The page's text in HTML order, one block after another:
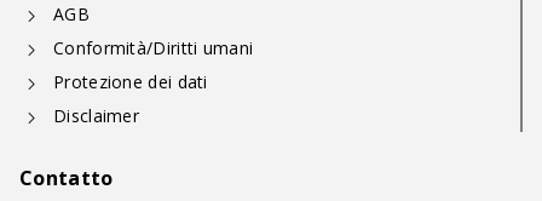
AGB
Conformità/Diritti umani
Protezione dei dati
Disclaimer
Contatto